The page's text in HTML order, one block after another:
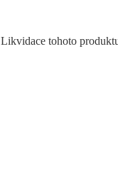
Likvidace tohoto